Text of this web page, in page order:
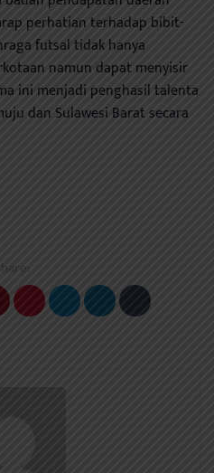
perhatian terhadap bibit-
futsal tidak hanya
namun dapat menyisir
ini menjadi penghasil talenta
dan Sulawesi Barat secara